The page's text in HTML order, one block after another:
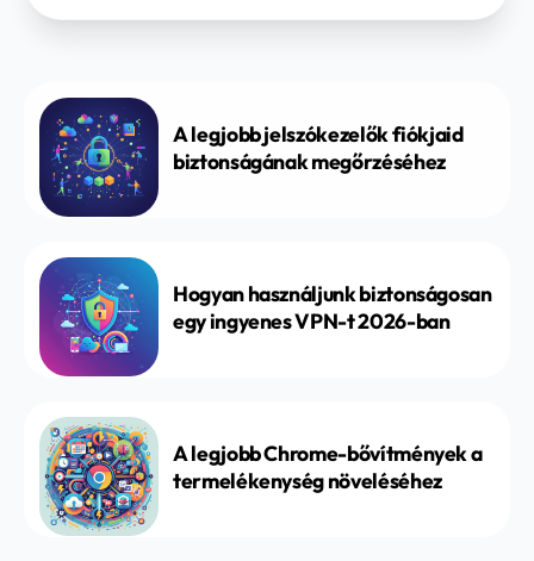
A legjobb jelszókezelők fiókjaid
biztonságának megőrzéséhez
Hogyan használjunk biztonságosan
egy ingyenes VPN-t 2026-ban
A legjobb Chrome-bővítmények a
termelékenység növeléséhez